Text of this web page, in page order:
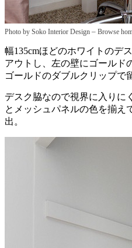
Photo by Soko Interior Design – Browse
幅135cmほどのホワイトのデ
アウトし、左の壁にゴールド
ゴールドのダブルクリップで
デスク脇なので視界に入りに
とメッシュパネルの色を揃え
出。